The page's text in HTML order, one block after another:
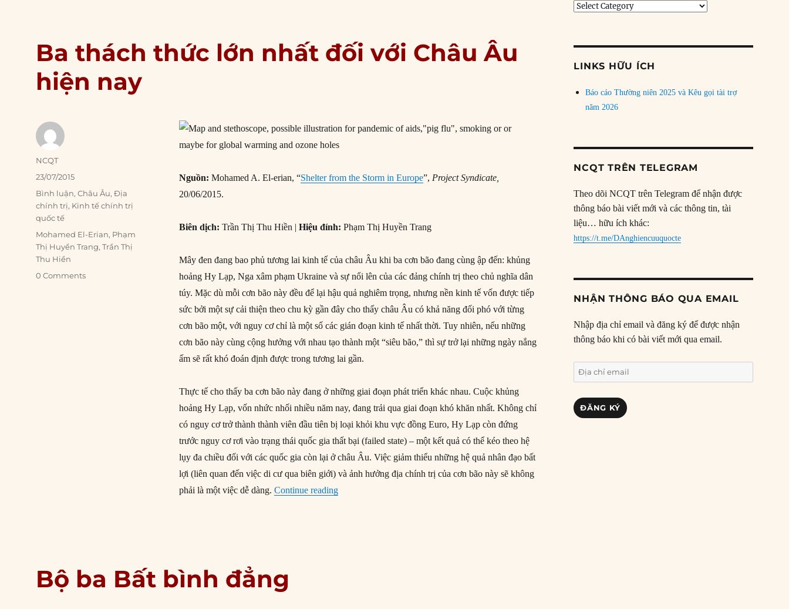
Ba thách thức lớn nhất đối với Châu Âu
hiện nay
Nguồn: Mohamed A. El-erian, “Shelter from the Storm in Europe”, Project Syndicate,
20/06/2015.
Biên dịch: Trần Thị Thu Hiền |Hiệu đính: Phạm Thị Huyền Trang
Mây đen đang bao phủ tương lai kinh tế của châu Âu khi ba cơn bão đang cùng ập đến: khủng
hoảng Hy Lạp, Nga xâm phạm Ukraine và sự nổi lên của các đảng chính trị theo chủ nghĩa dân
túy. Mặc dù mỗi cơn bão này đều để lại hậu quả nghiêm trọng, nhưng nền kinh tế vốn được tiếp
sức bởi một sự cải thiện theo chu kỳ gần đây cho thấy châu Âu có khả năng đối phó với từng
cơn bão một, với nguy cơ chỉ là một số các gián đoạn kinh tế nhất thời. Tuy nhiên, nếu những
cơn bão này cùng cộng hưởng với nhau tạo thành một “siêu bão,” thì sự trở lại những ngày nắng
ấm sẽ rất khó đoán định được trong tương lai gần.
Thực tế cho thấy ba cơn bão này đang ở những giai đoạn phát triển khác nhau. Cuộc khủng
hoảng Hy Lạp, vốn nhức nhối nhiều năm nay, đang trải qua giai đoạn khó khăn nhất. Không chỉ
có nguy cơ trở thành thành viên đầu tiên bị loại khỏi khu vực đồng Euro, Hy Lạp còn đứng
trước nguy cơ rơi vào trạng thái quốc gia thất bại (failed state) – một kết quả có thể kéo theo hệ
lụy đa chiều đối với các quốc gia còn lại ở châu Âu. Việc giảm thiểu những hệ quả nhân đạo bất
lợi (liên quan đến việc di cư qua biên giới) và ảnh hưởng địa chính trị của cơn bão này sẽ không
phải là một việc dễ dàng.Continue reading“Ba thách thức lớn nhất đối với Châu Âu hiện nay”
Author
NCQT
Posted
on
23/07/2015
Categories
Bình luận,Châu Âu,Địa
chính trị, Kinh tế chính trị
quốc tế
Tags
Mohamed El-Erian, Phạm
Thị Huyền Trang,Trần Thị
Thu Hiền
0 Comments
Bộ ba Bất bình đẳng
Tìm
chủ
LINKS HỮU ÍCH
Báo cáo Thường niên 2025 và Kêu gọi tài trợ
năm 2026
NCQT TRÊN TELEGRAM
Theo dõi NCQT trên Telegram để nhận được
thông báo bài viết mới và các thông tin, tài
liệu… hữu ích khác:
https://t.me/DAnghiencuuquocte
NHẬN THÔNG BÁO QUA EMAIL
Nhập địa chỉ email và đăng ký để được nhận
thông báo khi có bài viết mới qua email.
Địa
chỉ
email
ĐĂNG KÝ